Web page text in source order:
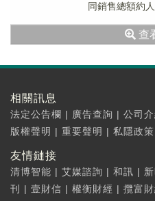
同銷售總額約
查
相關訊息
法定公告欄 | 廣告查詢 | 公司
版權聲明 | 重要聲明 | 私隱政策
友情鏈接
清博智能 | 艾媒諮詢 | 和訊 |
刊
| 壹財信 | 權衡財經 | 攬富